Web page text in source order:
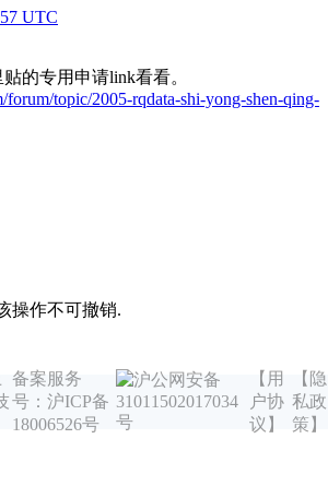
UTC
的专用申请link看看。
topic/2005-rqdata-shi-yong-shen-qing-
操作不可撤销.
备案服务
号：沪ICP备
18006526号
沪公网安备
31011502017034
号
【用
户协
议】
【隐
私政
策】